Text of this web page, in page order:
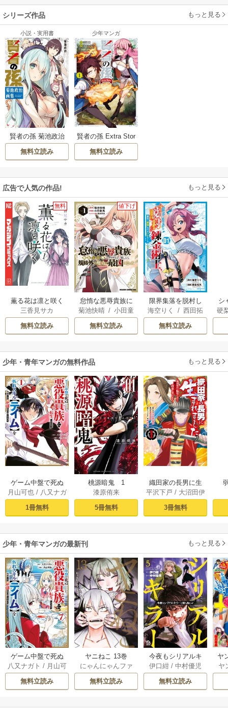
シリーズ作品 もっと見る
小説・実用書
賢者の孫 菊池政治
画集
無料立読み
少年マンガ
賢者の孫 Extra Stor
y
無料立読み
広告で人気の作品! もっと見る
無料
薫る花は凛と咲く
三香見サカ
無料立読み
値下げ
怠惰な悪辱貴族に
転生した俺、シナ
リオをぶっ壊した
ら規格外の魔力で
菊池快晴 /小田童
/ 桑島黎音
無料立読み
限界集落を脱村し
た錬金術士、都会
で“最強”なのがバレ
まくる。～老害ど
想が尽きました～
海空りく /西田拓
矢
無料立読み
シ
硬
少年・青年マンガの無料作品 もっと見る
ゲーム中盤で死ぬ
悪役貴族に転生し
たので、外れスキ
ル【テイム】を駆
してみた（１）
月山可也/ 八又ナガ
1冊無料
桃源暗鬼 1
漆原侑来
5冊無料
織田家の長男に生
まれました～戦国
時代に転生したけ
ど、死にたくない
ます～ 1
平沢下戸 / 大沼田伊
逸見兎歌
3冊無料
少年・青年マンガの最新刊 もっと見る
ゲーム中盤で死ぬ
悪役貴族に転生し
たので、外れスキ
ル【テイム】を駆
してみた 7巻
八又ナガト / 月山可
也
無料立読み
ヤニねこ 13巻
にゃんにゃんファ
クトリー
無料立読み
今夜もシリアルキ
ラーと待ち合わせ 5
巻
伊口紺 /中村優児
無料立読み
ヤ
ヤ